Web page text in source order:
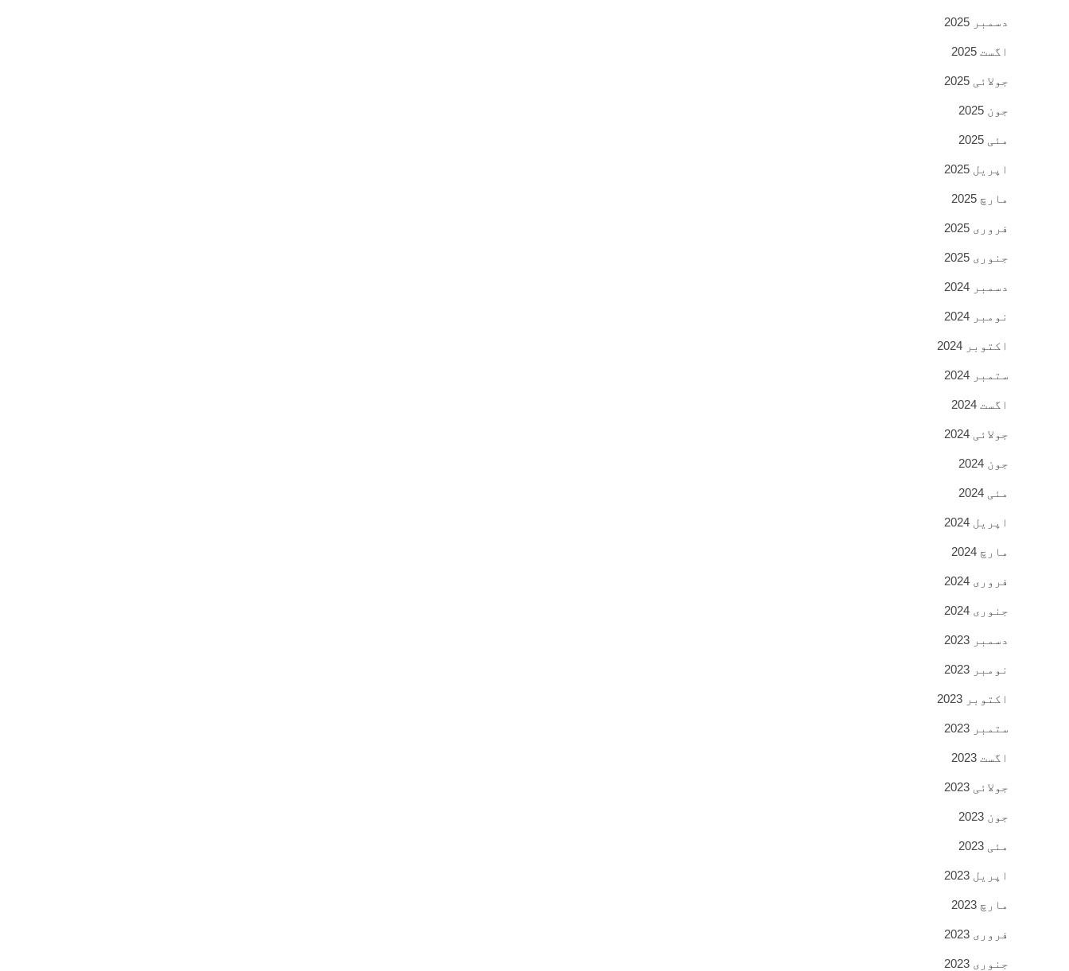
دسمبر 2025
اگست 2025
جولائی 2025
جون 2025
مئی 2025
اپریل 2025
مارچ 2025
فروری 2025
جنوری 2025
دسمبر 2024
نومبر 2024
اکتوبر 2024
ستمبر 2024
اگست 2024
جولائی 2024
جون 2024
مئی 2024
اپریل 2024
مارچ 2024
فروری 2024
جنوری 2024
دسمبر 2023
نومبر 2023
اکتوبر 2023
ستمبر 2023
اگست 2023
جولائی 2023
جون 2023
مئی 2023
اپریل 2023
مارچ 2023
فروری 2023
جنوری 2023